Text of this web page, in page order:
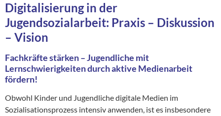
Digitalisierung in der
Jugendsozialarbeit: Praxis – Diskussion
– Vision
Fachkräfte stärken – Jugendliche mit
Lernschwierigkeiten durch aktive Medienarbeit
fördern!
Obwohl Kinder und Jugendliche digitale Medien im
Sozialisationsprozess intensiv anwenden, ist es insbesondere